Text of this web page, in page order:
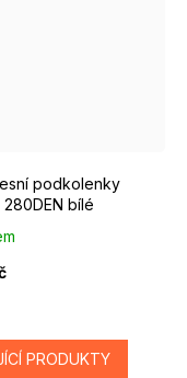
podkolenky
280DEN bílé
PRODUKTY